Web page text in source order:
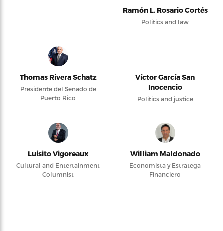
Ramón L. Rosario Cortés
Politics and law
Thomas Rivera Schatz
Presidente del Senado de
Puerto Rico
Víctor García San
Inocencio
Politics and justice
Luisito Vigoreaux
Cultural and Entertainment
Columnist
William Maldonado
Economista y Estratega
Financiero